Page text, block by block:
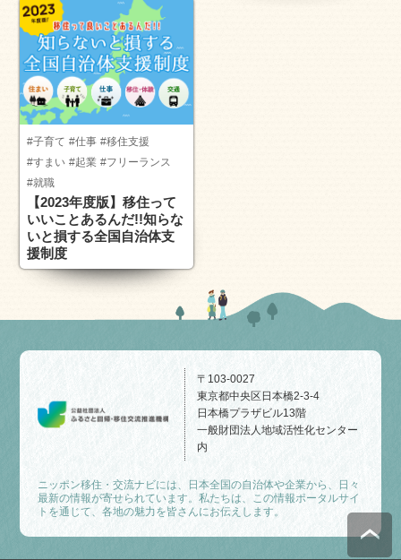
#子育て #仕事 #移住支援
#すまい #起業 #フリーランス
#就職
【2023年度版】移住って
いいことあるんだ!!知らな
いと損する全国自治体支
援制度
〒103-0027
東京都中央区日本橋2-3-4
日本橋プラザビル13階
一般財団法人地域活性化センター
内
ニッポン移住・交流ナビには、日本全国の自治体や企業から、日々
最新の情報が寄せられています。私たちは、この情報ポータルサイ
トを通じて、各地の魅力を皆さんにお伝えします。